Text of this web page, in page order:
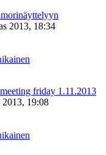
2013, 18:34
friday 1.11.2013
19:08